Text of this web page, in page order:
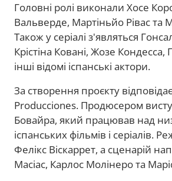
Головні ролі виконали Хосе
Вальверде, Мартіньйо Рівас та
Також у серіалі з'являться
Крістіна Ковані, Жозе
інші відомі іспанські актори.
За створення проєкту
Producciones. Продюсером
Бовайра, який працював над
іспанських фільмів і серіалів.
Фелікс Віскаррет, а сценарій
Масіас, Карлос Молінеро та